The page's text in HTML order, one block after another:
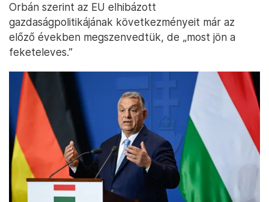
Orbán szerint az EU elhibázott
gazdaságpolitikájának következményeit már az
előző években megszenvedtük, de „most jön a
feketeleves.”